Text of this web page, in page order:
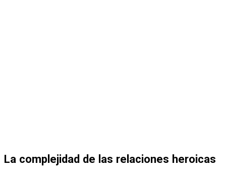
La complejidad de las relaciones heroicas